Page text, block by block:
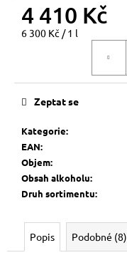
4 410 Kč
Měrná
6 300 Kč / 1 l
Kategorie:
EAN:
Objem:
Obsah alkoholu:
Druh sortimentu:
Zeptat se
Popis Podobné (8)